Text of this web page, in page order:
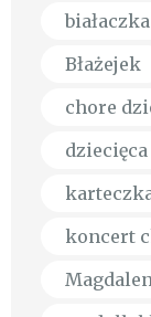
białaczka
Błażejek
chore
koncert